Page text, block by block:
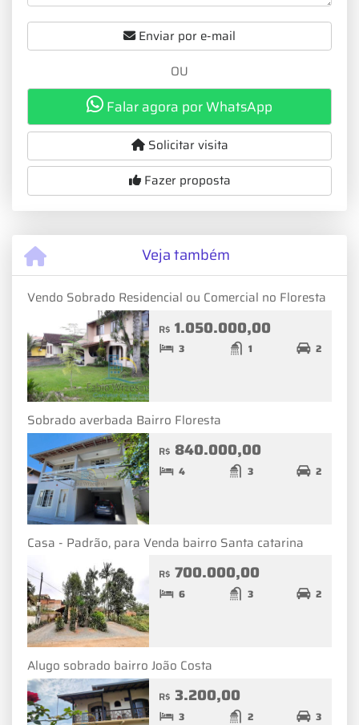
Enviar por e-mail
OU
Falar agora por WhatsApp
Solicitar visita
Fazer proposta
Veja também
Vendo Sobrado Residencial ou Comercial no Floresta
R$ 1.050.000,00
3 1 2
Sobrado averbada Bairro Floresta
R$ 840.000,00
4 3 2
Casa - Padrão, para Venda bairro Santa catarina
R$ 700.000,00
6 3 2
Alugo sobrado bairro João Costa
R$ 3.200,00
3 2 3